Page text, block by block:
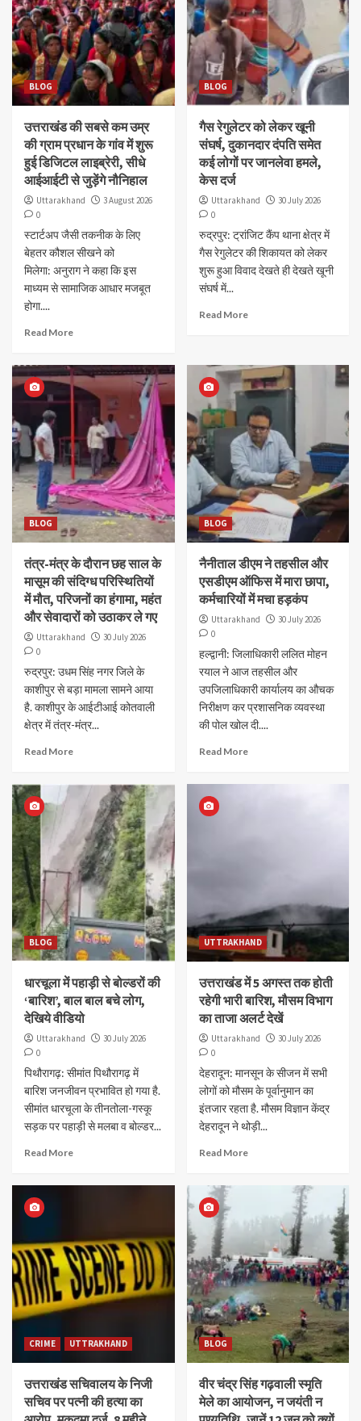
BLOG
उत्तराखंड की सबसे कम उम्र
की ग्राम प्रधान के गांव में शुरू
हुई डिजिटल लाइब्रेरी, सीधे
आईआईटी से जुड़ेंगे नौनिहाल
Uttarakhand
3 August 2026
0
स्टार्टअप जैसी तकनीक के लिए
बेहतर कौशल सीखने को
मिलेगा: अनुराग ने कहा कि इस
माध्यम से सामाजिक आधार मजबूत
होगा....
Read More
BLOG
गैस रेगुलेटर को लेकर खूनी
संघर्ष, दुकानदार दंपति समेत
कई लोगों पर जानलेवा हमले,
केस दर्ज
Uttarakhand
30 July 2026
0
रुद्रपुर: ट्रांजिट कैंप थाना क्षेत्र में
गैस रेगुलेटर की शिकायत को लेकर
शुरू हुआ विवाद देखते ही देखते खूनी
संघर्ष में...
Read More
BLOG
तंत्र-मंत्र के दौरान छह साल के
मासूम की संदिग्ध परिस्थितियों
में मौत, परिजनों का हंगामा, महंत
और सेवादारों को उठाकर ले गए
Uttarakhand
30 July 2026
0
रुद्रपुर: उधम सिंह नगर जिले के
काशीपुर से बड़ा मामला सामने आया
है. काशीपुर के आईटीआई कोतवाली
क्षेत्र में तंत्र-मंत्र...
Read More
BLOG
नैनीताल डीएम ने तहसील और
एसडीएम ऑफिस में मारा छापा,
कर्मचारियों में मचा हड़कंप
Uttarakhand
30 July 2026
0
हल्द्वानी: जिलाधिकारी ललित मोहन
रयाल ने आज तहसील और
उपजिलाधिकारी कार्यालय का औचक
निरीक्षण कर प्रशासनिक व्यवस्था
की पोल खोल दी....
Read More
BLOG
धारचूला में पहाड़ी से बोल्डरों की
‘बारिश’, बाल बाल बचे लोग,
देखिये वीडियो
Uttarakhand
30 July 2026
0
पिथौरागढ़: सीमांत पिथौरागढ़ में
बारिश जनजीवन प्रभावित हो गया है.
सीमांत धारचूला के तीनतोला-गस्कू
सड़क पर पहाड़ी से मलबा व बोल्डर...
Read More
UTTRAKHAND
उत्तराखंड में 5 अगस्त तक होती
रहेगी भारी बारिश, मौसम विभाग
का ताजा अलर्ट देखें
Uttarakhand
30 July 2026
0
देहरादून: मानसून के सीजन में सभी
लोगों को मौसम के पूर्वानुमान का
इंतजार रहता है. मौसम विज्ञान केंद्र
देहरादून ने थोड़ी...
Read More
CRIME UTTRAKHAND
उत्तराखंड सचिवालय के निजी
सचिव पर पत्नी की हत्या का
BLOG
वीर चंद्र सिंह गढ़वाली स्मृति
मेले का आयोजन, न जयंती न